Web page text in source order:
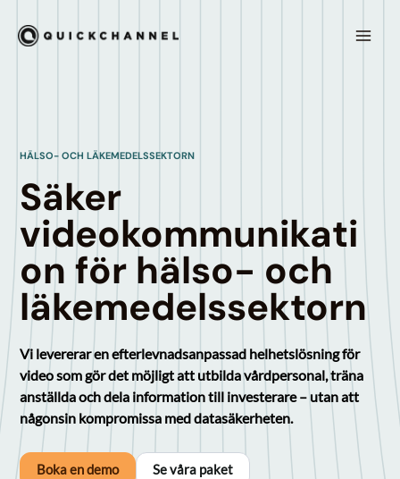
HÄLSO- OCH LÄKEMEDELSSEKTORN
Säker
videokommunikati
on för hälso- och
läkemedelssektorn
Vi levererar en efterlevnadsanpassad helhetslösning för
video som gör det möjligt att utbilda vårdpersonal, träna
anställda och dela information till investerare – utan att
någonsin kompromissa med datasäkerheten.
Boka en demo Se våra paket